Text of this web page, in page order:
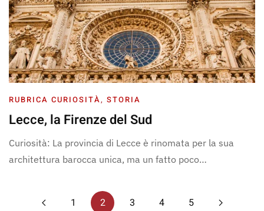
RUBRICA CURIOSITÀ, STORIA
Lecce, la Firenze del Sud
Curiosità: La provincia di Lecce è rinomata per la sua
architettura barocca unica, ma un fatto poco…
1 2 3 4 5